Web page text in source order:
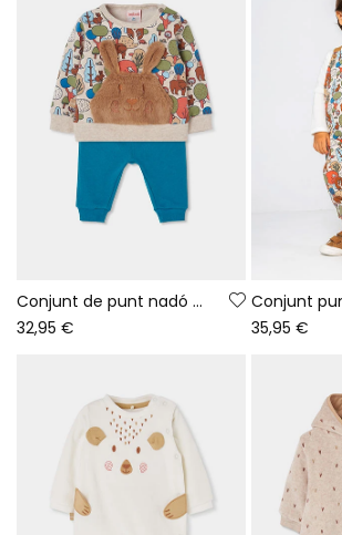
Conjunt de punt nadó nen estampat bosc amb conill
32,95 €
35,95 €